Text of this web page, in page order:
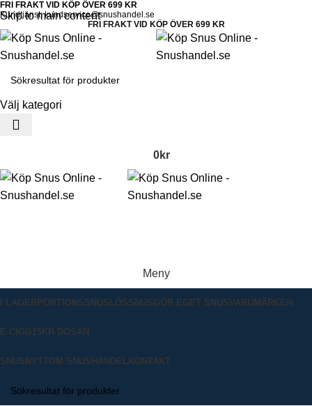
Skip to main content
FRI FRAKT VID KÖP ÖVER 699 KR
Kundtjänst: kundservice@snushandel.se
FRI FRAKT VID KÖP ÖVER 699 KR
Välj kategori
0kr
Meny
I LAGER PORTIONSSNUS LÖSSNUSGÖR EGET SNUSVARUMÄRKEN
E-CIGG15KR DOSAN
SNUSNYTTOM SNUSHANDEL KONTAKT